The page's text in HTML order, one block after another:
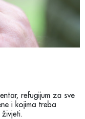
refugijum za sve
i kojima treba